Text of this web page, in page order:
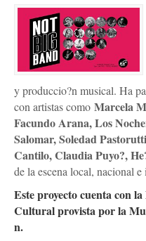
y produccio?n musical. Ha
con artistas como Marcela
Facundo Arana, Los
Salomar, Soledad
Cantilo, Claudia Puyo?,
de la escena local, nacional
Este proyecto cuenta con
Cultural provista por la
n.